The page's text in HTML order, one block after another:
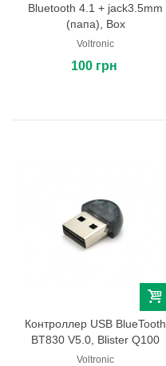
Bluetooth 4.1 + jack3.5mm
(папа), Box
Voltronic
100 грн
Контроллер USB BlueTooth
BT830 V5.0, Blister Q100
Voltronic